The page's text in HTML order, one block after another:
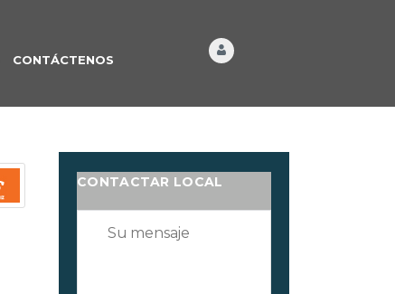
CONTÁCTENOS
CONTACTAR LOCAL